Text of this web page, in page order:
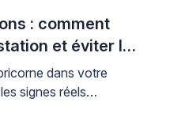
: comment
et éviter les
dans votre
signes réels
alarmistes vous protège